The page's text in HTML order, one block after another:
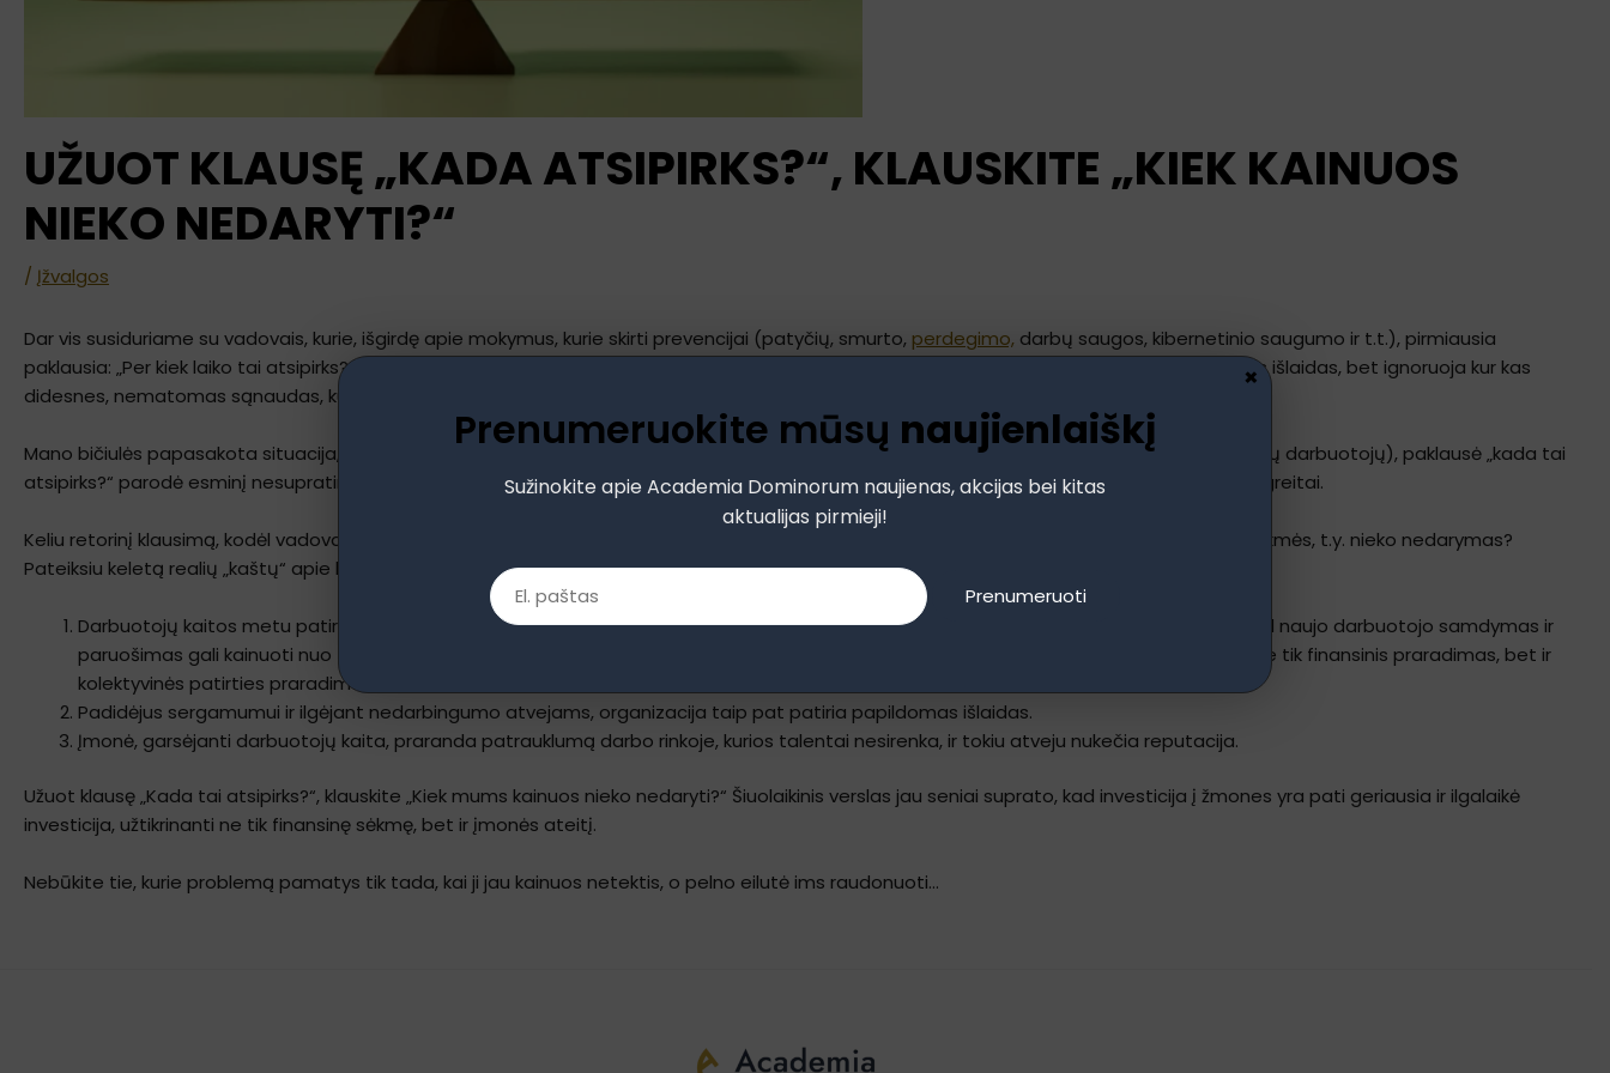
UŽUOT KLAUSĘ „KADA ATSIPIRKS?“, KLAUSKITE „KIEK KAINUOS
NIEKO NEDARYTI?“
/ Įžvalgos
Dar vis susiduriame su vadovais, kurie, išgirdę apie mokymus, kurie skirti prevencijai (patyčių, smurto,perdegimo, darbų saugos, kibernetinio saugumo ir t.t.), pirmiausia
paklausia: „Per kiek laiko tai atsipirks?“ Toks požiūris, nors ir atrodo pragmatiškai, atskleidžia trumparegiškumą, kuriuo skaičiuoja tik tiesiogines išlaidas, bet ignoruoja kur kas
didesnes, nematomas sąnaudas, kurias įmonė patiria, nieko nedarydama.
Mano bičiulės papasakota situacija, kai jos įmonės vadovas, išklausęs pasiūlymą dėl perdegimo prevencijos mokymų
(iniciatyva atėjo iš pačių darbuotojų), paklausė „kada tai
atsipirks?“ parodė esminį nesupratimą, kad prevencija nėra išlaidos, tai – investicija. Ir investicija, kuri atsiperka, tik galbūt ne taip tiesiogiai ir greitai.
Keliu retorinį klausimą, kodėl vadovai skeptiškai žiūri į prevenciją, ir dažnu atveju mato tik mokymų kainą, bet neįvertina to, kiek kainuoja pasekmės, t.y. nieko nedarymas?
Pateiksiu keletą realių „kaštų“ apie kuriuos kalba mokslas, bet kurių neskaičiuoja vadovai:
Darbuotojų kaitos metu patiriamos išlaidos, tokios kaip naujų darbuotojų paieška, atranka, apmokymas ir
Tyrimai rodo, kad naujo darbuotojo samdymas ir
paruošimas gali kainuoti nuo 50% iki 200% jo metinio atlyginimo, priklausomai nuo pozicijos. Taip pat darbuotojo išėjimas iš darbo, tai ne tik finansinis praradimas, bet ir
kolektyvinės patirties praradimas.
Padidėjus sergamumui ir ilgėjant nedarbingumo atvejams, organizacija taip pat patiria papildomas išlaidas.
Įmonė, garsėjanti darbuotojų kaita, praranda patrauklumą darbo rinkoje, kurios talentai nesirenka, ir tokiu atveju nukečia reputacija.
Užuot klausę „Kada tai atsipirks?“, klauskite „Kiek mums kainuos nieko nedaryti?“ Šiuolaikinis verslas jau seniai suprato, kad investicija į žmones yra pati geriausia ir ilgalaikė
investicija, užtikrinanti ne tik finansinę sėkmę, bet ir įmonės ateitį.
Nebūkite tie, kurie problemą pamatys tik tada, kai ji jau kainuos netektis, o pelno eilutė ims raudonuoti…
Prenumeruokite mūsų naujienlaiškį
Sužinokite apie Academia Dominorum naujienas, akcijas bei kitas
aktualijas pirmieji!
Prenumeruoti
×